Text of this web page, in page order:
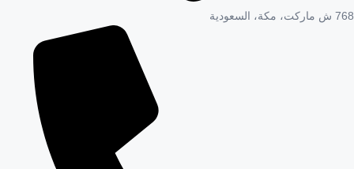
768 ش ماركت، مكة، السعودية